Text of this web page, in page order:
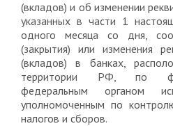
(вкладов) и об изменении
указанных в части 1
одного месяца со дня,
(закрытия) или изменения
(вкладов) в банках,
территории РФ, по
федеральным органом
уполномоченным по
налогов и сборов.